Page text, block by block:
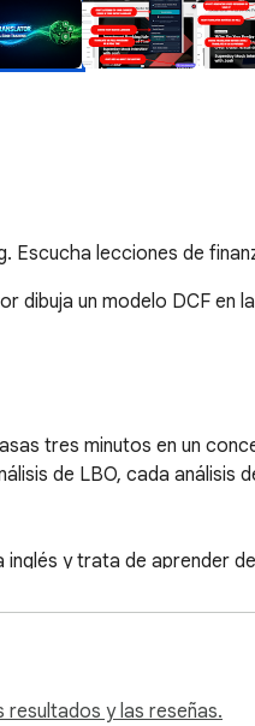
Escucha lecciones de
dibuja un modelo DCF
tres minutos en un
de LBO, cada análisis
y trata de aprender
Banca de
bancos de inversión,
Sin accesibilidad para el
y las reseñas.